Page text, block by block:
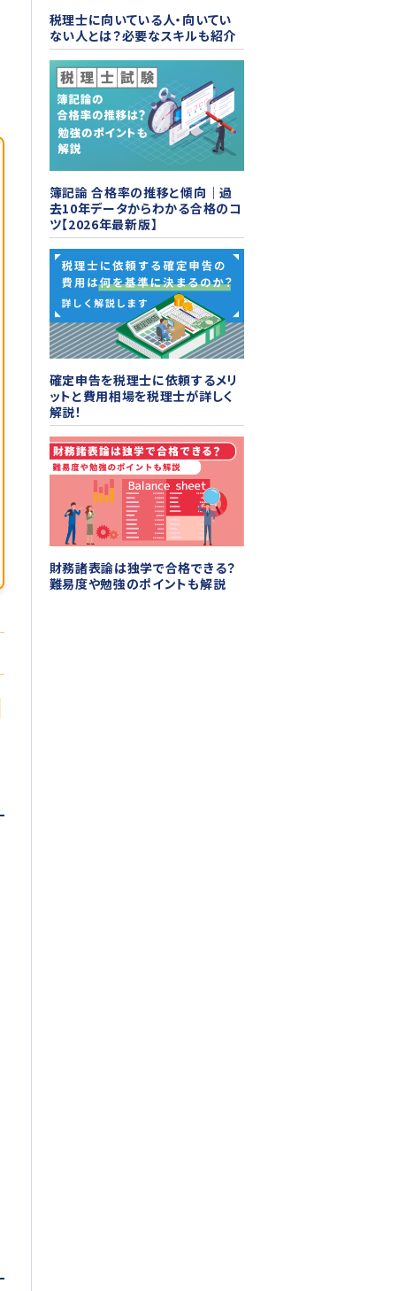
税理士に向いている人・向いてい
ない人とは？必要なスキルも紹介
簿記論 合格率の推移と傾向｜過
去10年データからわかる合格のコ
ツ【2026年最新版】
確定申告を税理士に依頼するメリ
ットと費用相場を税理士が詳しく
解説！
財務諸表論は独学で合格できる？
難易度や勉強のポイントも解説